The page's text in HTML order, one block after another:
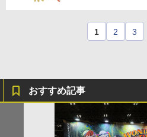
1 2 3
おすすめ記事